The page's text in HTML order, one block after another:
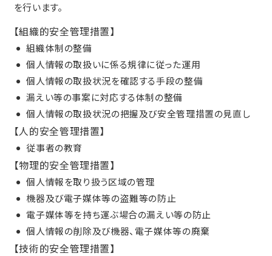
を行います。
【組織的安全管理措置】
組織体制の整備
個人情報の取扱いに係る規律に従った運用
個人情報の取扱状況を確認する手段の整備
漏えい等の事案に対応する体制の整備
個人情報の取扱状況の把握及び安全管理措置の見直し
【人的安全管理措置】
従事者の教育
【物理的安全管理措置】
個人情報を取り扱う区域の管理
機器及び電子媒体等の盗難等の防止
電子媒体等を持ち運ぶ場合の漏えい等の防止
個人情報の削除及び機器、電子媒体等の廃棄
【技術的安全管理措置】